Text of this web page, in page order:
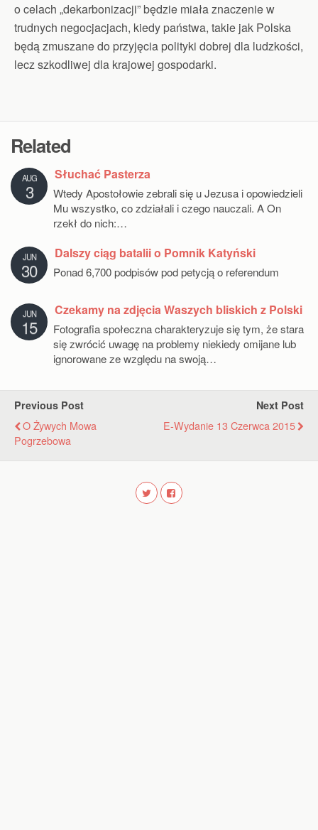
o celach „dekarbonizacji” będzie miała znaczenie w
trudnych negocjacjach, kiedy państwa, takie jak Polska
będą zmuszane do przyjęcia polityki dobrej dla ludzkości,
lecz szkodliwej dla krajowej gospodarki.
Related
AUG
3
Słuchać Pasterza
Wtedy Apostołowie zebrali się u Jezusa i opowiedzieli
Mu wszystko, co zdziałali i czego nauczali. A On
rzekł do nich:…
JUN
30
Dalszy ciąg batalii o Pomnik Katyński
Ponad 6,700 podpisów pod petycją o referendum
JUN
15
Czekamy na zdjęcia Waszych bliskich z Polski
Fotografia społeczna charakteryzuje się tym, że stara
się zwrócić uwagę na problemy niekiedy omijane lub
ignorowane ze względu na swoją…
Previous Post
O Żywych Mowa
Pogrzebowa
Next Post
E-Wydanie 13 Czerwca 2015